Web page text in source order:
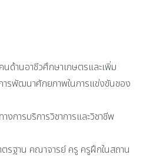
ด้านอาชีวศึกษาเกษตรและเพิ่ม
รพัฒนาศักยภาพในการแข่งขันของ
างการบริการวิชาการและวิชาชีพ
รฐาน คณาจารย์ ครู ครูฝึกในสถาน